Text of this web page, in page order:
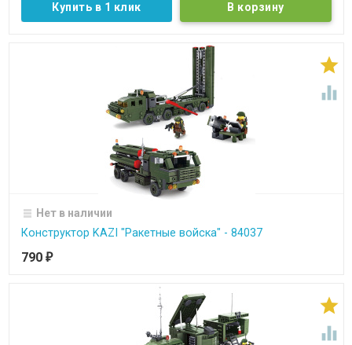
Купить в 1 клик


Нет в наличии
Конструктор KAZI "Ракетные войска" - 84037
790 ₽

